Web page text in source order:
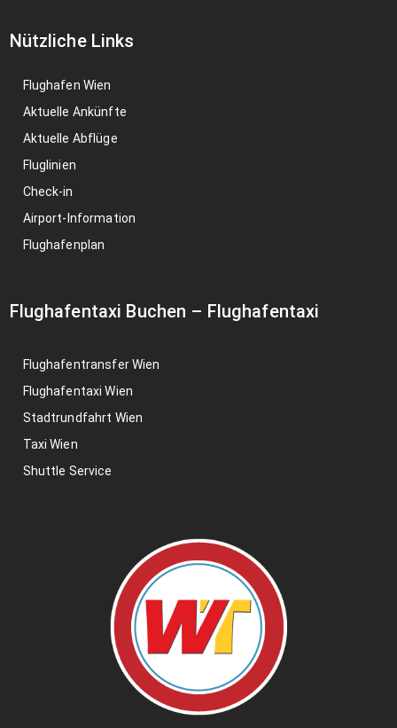
Nützliche Links
Flughafen Wien
Aktuelle Ankünfte
Aktuelle Abflüge
Fluglinien
Check-in
Airport-Information
Flughafenplan
Flughafentaxi Buchen – Flughafentaxi
Flughafentransfer Wien
Flughafentaxi Wien
Stadtrundfahrt Wien
Taxi Wien
Shuttle Service